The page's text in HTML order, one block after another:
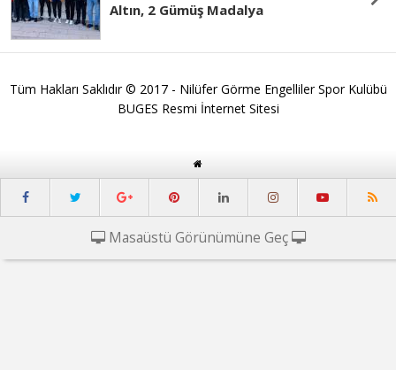
Altın, 2 Gümüş Madalya
Tüm Hakları Saklıdır © 2017 - Nilüfer Görme Engelliler Spor Kulübü
BUGES Resmi İnternet Sitesi
Masaüstü Görünümüne Geç